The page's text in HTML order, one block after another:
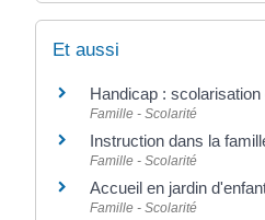
Et aussi
Handicap :
Famille - Scolarité
Instruction dans la
Famille - Scolarité
Accueil en jardin
Famille - Scolarité